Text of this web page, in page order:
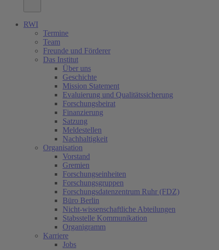
RWI
Termine
Team
Freunde und Förderer
Das Institut
Über uns
Geschichte
Mission Statement
Evaluierung und Qualitätssicherung
Forschungsbeirat
Finanzierung
Satzung
Meldestellen
Nachhaltigkeit
Organisation
Vorstand
Gremien
Forschungseinheiten
Forschungsgruppen
Forschungsdatenzentrum Ruhr (FDZ)
Büro Berlin
Nicht-wissenschaftliche Abteilungen
Stabsstelle Kommunikation
Organigramm
Karriere
Jobs